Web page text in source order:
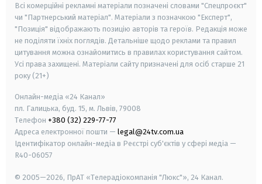
Всі комерційні рекламні матеріали позначені словами "Спецпроєкт"
чи "Партнерський матеріал". Матеріали з позначкою "Експерт",
"Позиція" відображають позицію авторів та героїв. Редакція може
не поділяти їхніх поглядів. Детальніше щодо реклами та правил
цитування можна ознайомитись в правилах користування сайтом.
Усі права захищені. Матеріали сайту призначені для осіб старше 21
року (21+)
Онлайн-медіа «24 Канал»
пл. Галицька, буд. 15, м. Львів, 79008
Телефон +380 (32) 229-77-77
Адреса електронної пошти — legal@24tv.com.ua
Ідентифікатор онлайн-медіа в Реєстрі суб'єктів у сфері медіа —
R40-06057
© 2005—2026, ПрАТ «Телерадіокомпанія "Люкс"», 24 Канал.